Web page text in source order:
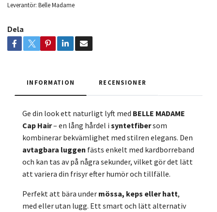
Leverantör: Belle Madame
Dela
INFORMATION RECENSIONER
Ge din look ett naturligt lyft med BELLE MADAME
Cap Hair– en lång hårdel i syntetfibersom
kombinerar bekvämlighet med stilren elegans. Den
avtagbara luggen fästs enkelt med kardborreband
och kan tas av på några sekunder, vilket gör det lätt
att variera din frisyr efter humör och tillfälle.
Perfekt att bära under mössa, keps eller hatt,
med eller utan lugg. Ett smart och lätt alternativ